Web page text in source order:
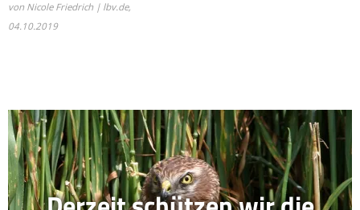
von Nicole Friedrich | lbv.de,
04.10.2019